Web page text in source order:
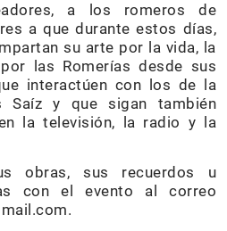
a los romeros de
a que durante estos días,
su arte por la vida, la
las Romerías desde sus
interactúen con los de la
Saíz y que sigan también
la televisión, la radio y la
obras, sus recuerdos u
con el evento al correo